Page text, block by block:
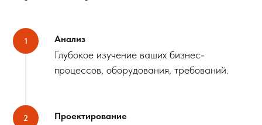
Анализ
Глубокое изучение ваших бизнес-
процессов, оборудования, требований.
Проектирование